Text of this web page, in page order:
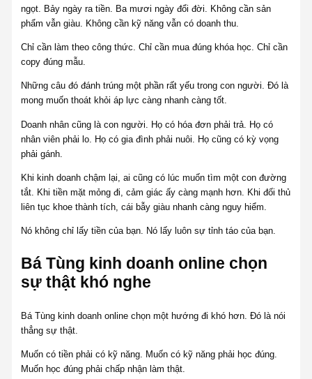
ngọt. Bảy ngày ra tiền. Ba mươi ngày đổi đời. Không cần sản
phẩm vẫn giàu. Không cần kỹ năng vẫn có doanh thu.
Chỉ cần làm theo công thức. Chỉ cần mua đúng khóa học. Chỉ cần
copy đúng mẫu.
Những câu đó đánh trúng một phần rất yếu trong con người. Đó là
mong muốn thoát khỏi áp lực càng nhanh càng tốt.
Doanh nhân cũng là con người. Họ có hóa đơn phải trả. Họ có
nhân viên phải lo. Họ có gia đình phải nuôi. Họ cũng có kỳ vọng
phải gánh.
Khi kinh doanh chậm lại, ai cũng có lúc muốn tìm một con đường
tắt. Khi tiền mặt mỏng đi, cảm giác ấy càng mạnh hơn. Khi đối thủ
liên tục khoe thành tích, cái bẫy giàu nhanh càng nguy hiểm.
Nó không chỉ lấy tiền của bạn. Nó lấy luôn sự tỉnh táo của bạn.
Bá Tùng kinh doanh online chọn
sự thật khó nghe
Bá Tùng kinh doanh online chọn một hướng đi khó hơn. Đó là nói
thẳng sự thật.
Muốn có tiền phải có kỹ năng. Muốn có kỹ năng phải học đúng.
Muốn học đúng phải chấp nhận làm thật.